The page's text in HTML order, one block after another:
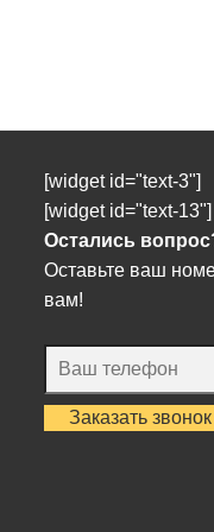
[widget id="text-3"]
[widget id="text-13"]
Остались
Оставьте ваш
вам!